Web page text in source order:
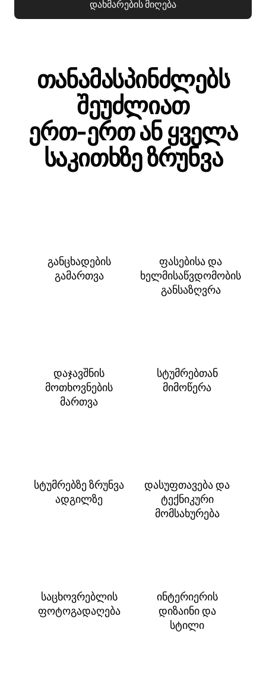
დახმარების მიღება
თანამასპინძლებს
შეუძლიათ
ერთ‑ერთ ან ყველა
საკითხზე ზრუნვა
განცხადების
გამართვა
ფასებისა და
ხელმისაწვდომობის
განსაზღვრა
დაჯავშნის
მოთხოვნების
მართვა
სტუმრებთან
მიმოწერა
სტუმრებზე ზრუნვა
ადგილზე
დასუფთავება და
ტექნიკური
მომსახურება
საცხოვრებლის
ფოტოგადაღება
ინტერიერის
დიზაინი და
სტილი